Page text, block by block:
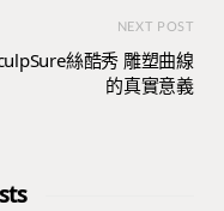
NEXT POST
絲酷秀 雕塑曲線
的真實意義